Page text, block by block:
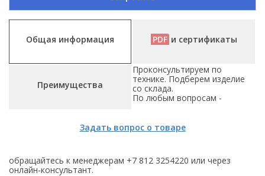
Общая информация PDF и сертификаты
Преимущества
Задать вопрос о товаре
Проконсультируем по
технике. Подберем изделие
со склада.
По любым вопросам -
обращайтесь к менеджерам +7 812 3254220 или через
онлайн-консультант.